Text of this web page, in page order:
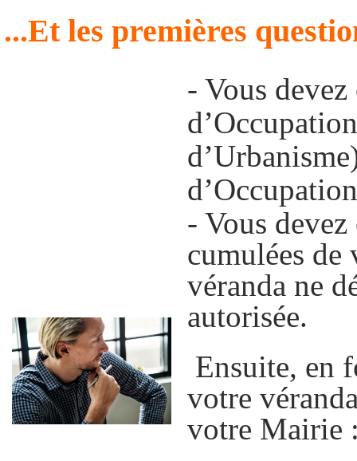
...Et les premières
- Vous
- Vous
cumulées
véranda ne
autorisée.
Ensuite, en
votre
votre Mairie